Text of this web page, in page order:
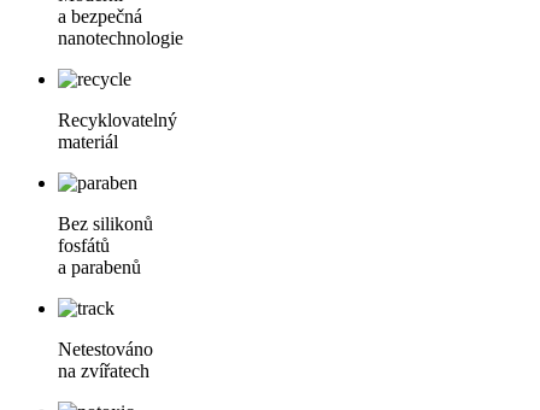
a bezpečná
nanotechnologie
Recyklovatelný
materiál
Bez silikonů
fosfátů
a parabenů
Netestováno
na zvířatech